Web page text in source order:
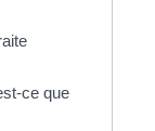
ce que